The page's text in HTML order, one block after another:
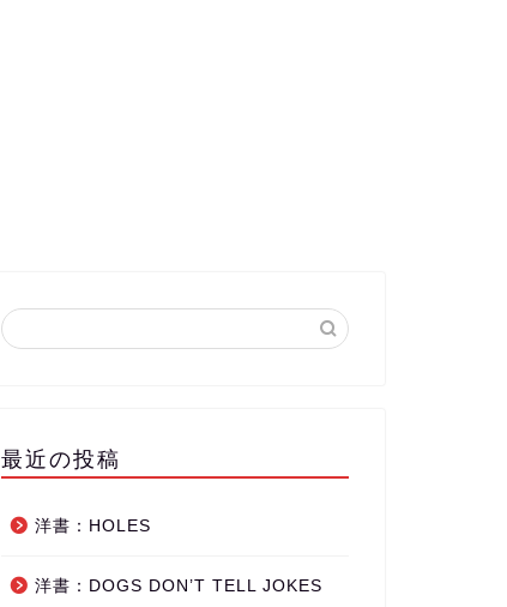
最近の投稿
洋書：HOLES
洋書：DOGS DON’T TELL JOKES